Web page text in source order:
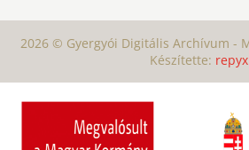
2026 © Gyergyói Digitális Archívum -
Készítette: repyx